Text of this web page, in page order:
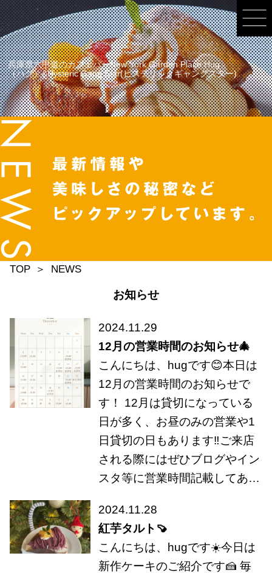
兵庫県六甲道のカフェバーNew York Garden Place Hug
（ハグ）&Hysteric Gang Star(ヒステリックギャングスター)
TOP NEWS
お知らせ
2024.11.29
12月の営業時間のお知らせ🎄
こんにちは、hugです😊本日は
12月の営業時間のお知らせで
す！ 12月は貸切になっている
日が多く、お昼のみの営業や1
日貸切の日もあります‼️ご来店
される際にはぜひブログやイン
スタ等に営業時間記載してあ…
2024.11.28
紅芋タルト🍠
こんにちは、hugです☀️今日は
新作ケーキのご紹介です🍰 毎